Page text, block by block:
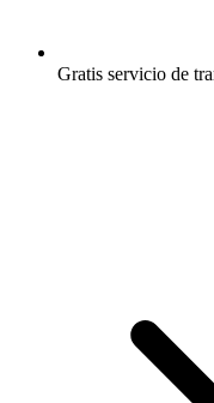
Gratis servicio de